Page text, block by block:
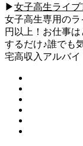
▶女子高生ライブ
女子高生専用の
円以上！お仕事
するだけ♪誰でも
宅高収入アルバイ